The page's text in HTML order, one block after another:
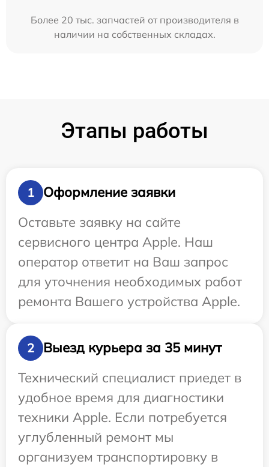
Более 20 тыс. запчастей от производителя в
наличии на собственных складах.
Этапы работы
1
Оформление заявки
Оставьте заявку на сайте
сервисного центра Apple. Наш
оператор ответит на Ваш запрос
для уточнения необходимых работ
ремонта Вашего устройства Apple.
2
Выезд курьера за 35 минут
Технический специалист приедет в
удобное время для диагностики
техники Apple. Если потребуется
углубленный ремонт мы
организуем транспортировку в